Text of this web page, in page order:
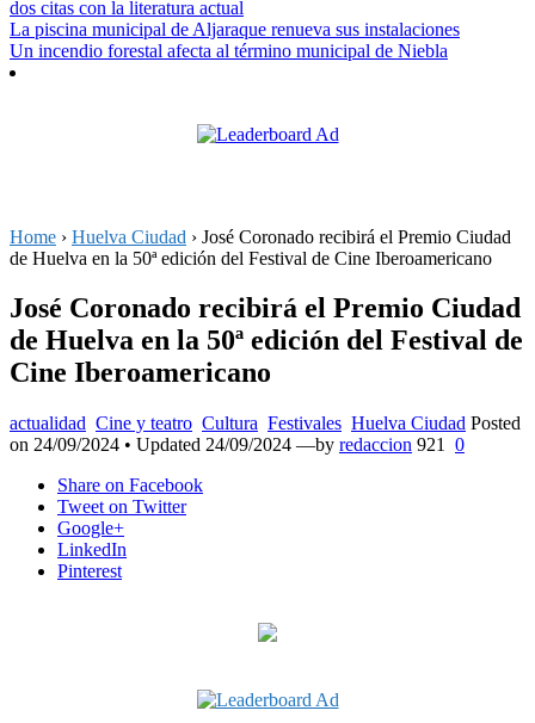
dos citas con la literatura actual
La piscina municipal de Aljaraque renueva sus instalaciones
Un incendio forestal afecta al término municipal de Niebla
Home › Huelva Ciudad › José Coronado recibirá el Premio Ciudad
de Huelva en la 50ª edición del Festival de Cine Iberoamericano
José Coronado recibirá el Premio Ciudad
de Huelva en la 50ª edición del Festival de
Cine Iberoamericano
actualidad Cine y teatro Cultura Festivales Huelva Ciudad Posted
on 24/09/2024 • Updated 24/09/2024 —by redaccion 921
0
Share on Facebook
Tweet on Twitter
Google+
LinkedIn
Pinterest